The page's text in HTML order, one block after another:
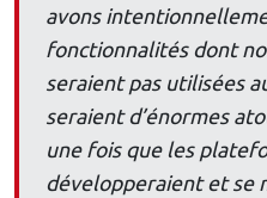
avons
fonctionnalités dont
seraient pas utilisées
seraient d’énormes
une fois que les
développeraient et se